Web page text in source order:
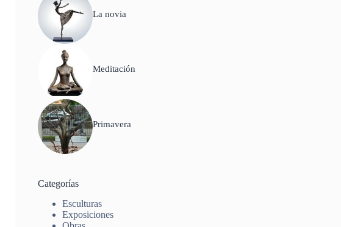
La novia
Meditación
Primavera
Categorías
Esculturas
Exposiciones